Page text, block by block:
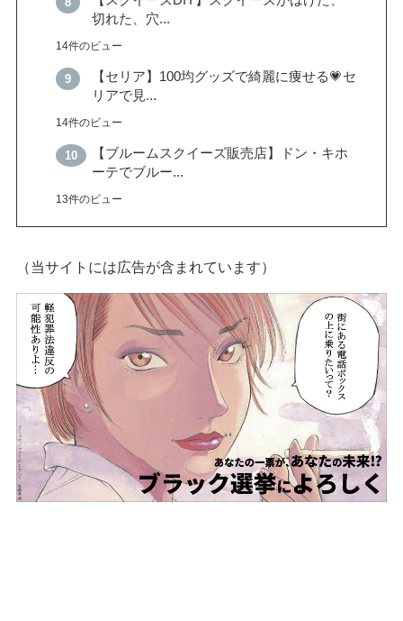
切れた、穴...
14件のビュー
【セリア】100均グッズで綺麗に痩せる💗セ
リアで見...
14件のビュー
【ブルームスクイーズ販売店】ドン・キホ
ーテでブルー...
13件のビュー
（当サイトには広告が含まれています）